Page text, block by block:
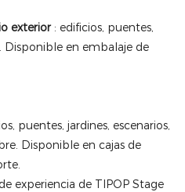
exterior: edificios, puentes,
Disponible en embalaje de
puentes, jardines, escenarios,
Disponible en cajas de
experiencia de TIPOP Stage